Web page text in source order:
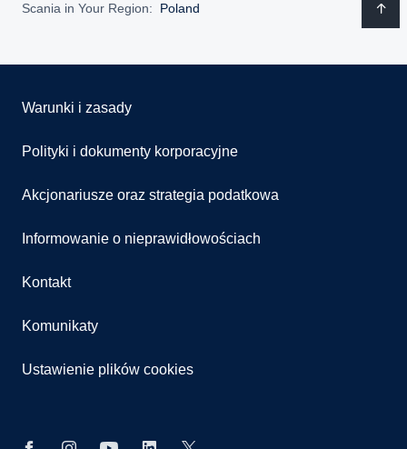
Scania in Your Region: Poland
Warunki i zasady
Polityki i dokumenty korporacyjne
Akcjonariusze oraz strategia podatkowa
Informowanie o nieprawidłowościach
Kontakt
Komunikaty
Ustawienie plików cookies